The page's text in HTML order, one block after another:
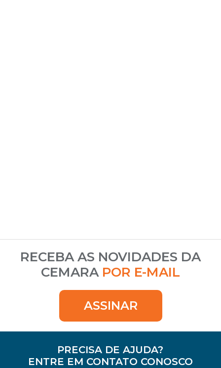
RECEBA AS NOVIDADES DA
CEMARA POR E-MAIL
ASSINAR
PRECISA DE AJUDA?
ENTRE EM CONTATO CONOSCO